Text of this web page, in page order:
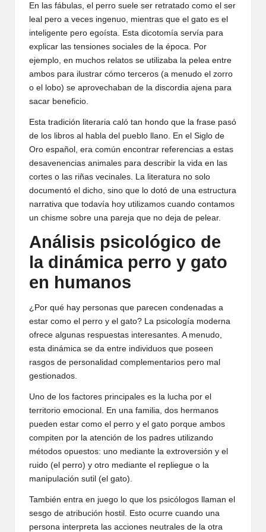
En las fábulas, el perro suele ser retratado como el ser
leal pero a veces ingenuo, mientras que el gato es el
inteligente pero egoísta. Esta dicotomía servía para
explicar las tensiones sociales de la época. Por
ejemplo, en muchos relatos se utilizaba la pelea entre
ambos para ilustrar cómo terceros (a menudo el zorro
o el lobo) se aprovechaban de la discordia ajena para
sacar beneficio.
Esta tradición literaria caló tan hondo que la frase pasó
de los libros al habla del pueblo llano. En el Siglo de
Oro español, era común encontrar referencias a estas
desavenencias animales para describir la vida en las
cortes o las riñas vecinales. La literatura no solo
documentó el dicho, sino que lo dotó de una estructura
narrativa que todavía hoy utilizamos cuando contamos
un chisme sobre una pareja que no deja de pelear.
Análisis psicológico de
la dinámica perro y gato
en humanos
¿Por qué hay personas que parecen condenadas a
estar como el perro y el gato? La psicología moderna
ofrece algunas respuestas interesantes. A menudo,
esta dinámica se da entre individuos que poseen
rasgos de personalidad complementarios pero mal
gestionados.
Uno de los factores principales es la lucha por el
territorio emocional. En una familia, dos hermanos
pueden estar como el perro y el gato porque ambos
compiten por la atención de los padres utilizando
métodos opuestos: uno mediante la extroversión y el
ruido (el perro) y otro mediante el repliegue o la
manipulación sutil (el gato).
También entra en juego lo que los psicólogos llaman el
sesgo de atribución hostil. Esto ocurre cuando una
persona interpreta las acciones neutrales de la otra